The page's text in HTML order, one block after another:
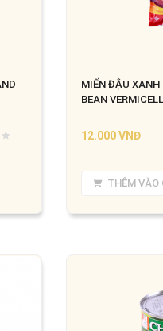
MIẾN ĐẬU XANH
BEAN
12.000VNĐ
THÊM VÀO